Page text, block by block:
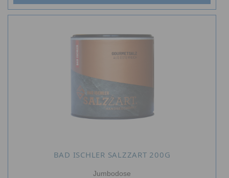
BAD ISCHLER SALZZART 200G
Jumbodose